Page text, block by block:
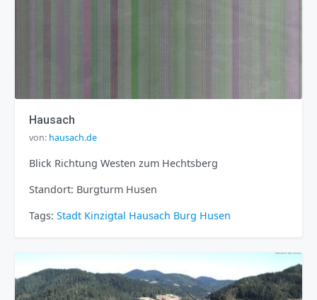
Hausach
von: hausach.de
Blick Richtung Westen zum Hechtsberg
Standort: Burgturm Husen
Tags: Stadt Kinzigtal Hausach Burg Husen